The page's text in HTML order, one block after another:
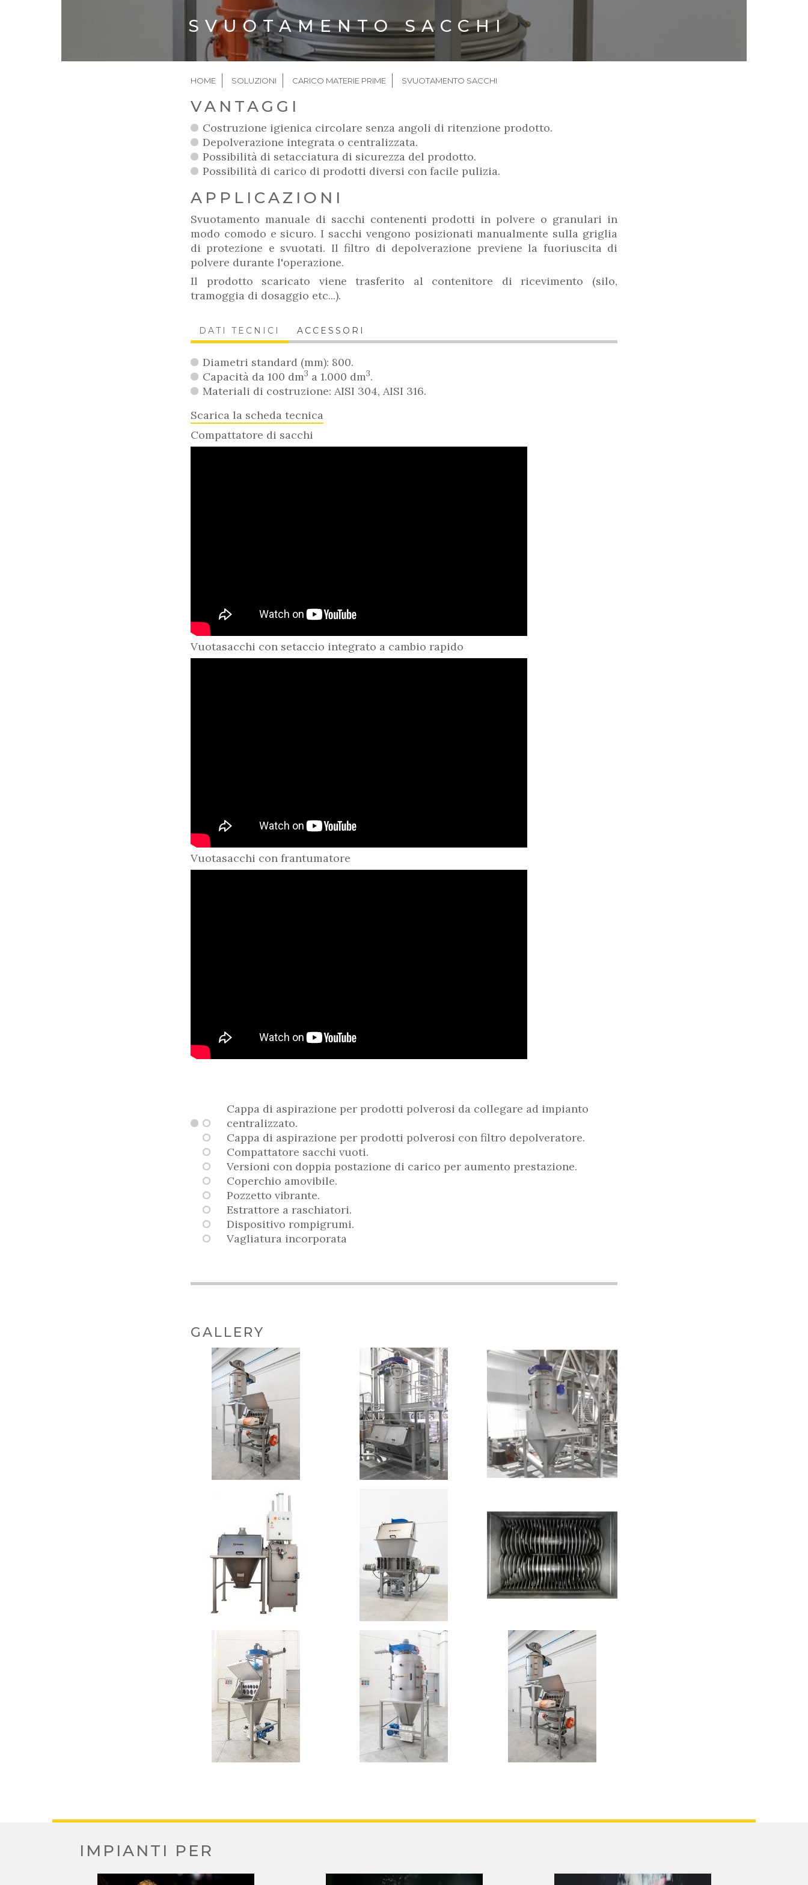
SVUOTAMENTO SACCHI
BRICIOLE
DI
PANE
HOME SOLUZIONI CARICO MATERIE PRIME SVUOTAMENTO SACCHI
VANTAGGI
Costruzione igienica circolare senza angoli di ritenzione prodotto.
Depolverazione integrata o centralizzata.
Possibilità di setacciatura di sicurezza del prodotto.
Possibilità di carico di prodotti diversi con facile pulizia.
APPLICAZIONI
Svuotamento manuale di sacchi contenenti prodotti in polvere o granulari in
modo comodo e sicuro. I sacchi vengono posizionati manualmente sulla griglia
di protezione e svuotati. Il filtro di depolverazione previene la fuoriuscita di
polvere durante l'operazione.
Il prodotto scaricato viene trasferito al contenitore di ricevimento (silo,
tramoggia di dosaggio etc...).
DATI TECNICI ACCESSORI
Diametri standard (mm): 800.
Capacità da 100 dm3 a 1.000 dm3.
Materiali di costruzione: AISI 304, AISI 316.
Scarica la scheda tecnica
Compattatore di sacchi
Vuotasacchi con setaccio integrato a cambio rapido
Vuotasacchi con frantumatore
Cappa di aspirazione per prodotti polverosi da collegare ad impianto
centralizzato.
Cappa di aspirazione per prodotti polverosi con filtro depolveratore.
Compattatore sacchi vuoti.
Versioni con doppia postazione di carico per aumento prestazione.
Coperchio amovibile.
Pozzetto vibrante.
Estrattore a raschiatori.
Dispositivo rompigrumi.
Vagliatura incorporata
GALLERY
IMPIANTI PER